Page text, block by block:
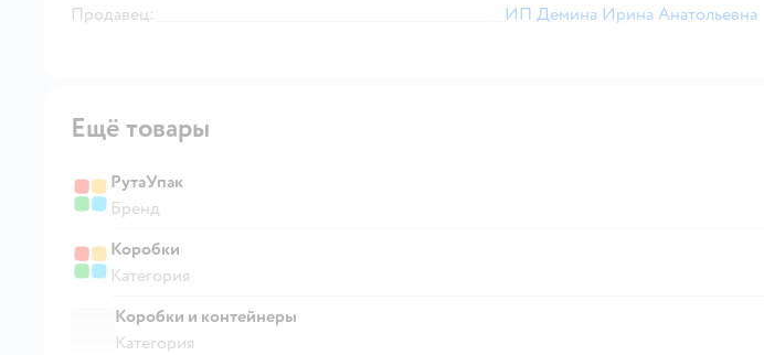
Продавец:
ИП Демина Ирина Анатольевна
Ещё товары
РутаУпак
Бренд
Коробки
Категория
Коробки и контейнеры
Категория